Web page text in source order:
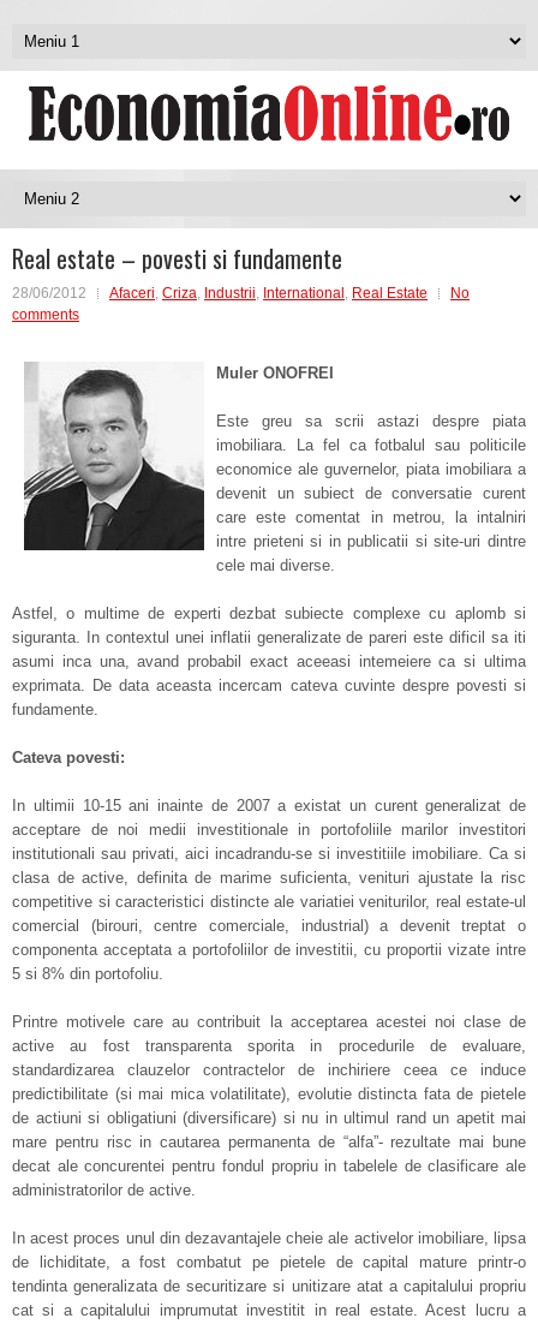
Real estate – povesti si fundamente
28/06/2012 Afaceri, Criza, Industrii, International , Real Estate
No
comments
Muler ONOFREI
Este greu sa scrii astazi despre piata
imobiliara. La fel ca fotbalul sau politicile
economice ale guvernelor, piata imobiliara a
devenit un subiect de conversatie curent
care este comentat in metrou, la intalniri
intre prieteni si in publicatii si site-uri dintre
cele mai diverse.
Astfel, o multime de experti dezbat subiecte complexe cu aplomb si
siguranta. In contextul unei inflatii generalizate de pareri este dificil sa iti
asumi inca una, avand probabil exact aceeasi intemeiere ca si ultima
exprimata. De data aceasta incercam cateva cuvinte despre povesti si
fundamente.
Cateva povesti:
In ultimii 10-15 ani inainte de 2007 a existat un curent generalizat de
acceptare de noi medii investitionale in portofoliile marilor investitori
institutionali sau privati, aici incadrandu-se si investitiile imobiliare. Ca si
clasa de active, definita de marime suficienta, venituri ajustate la risc
competitive si caracteristici distincte ale variatiei veniturilor, real estate-ul
comercial (birouri, centre comerciale, industrial) a devenit treptat o
componenta acceptata a portofoliilor de investitii, cu proportii vizate intre
5 si 8% din portofoliu.
Printre motivele care au contribuit la acceptarea acestei noi clase de
active au fost transparenta sporita in procedurile de evaluare,
standardizarea clauzelor contractelor de inchiriere ceea ce induce
predictibilitate (si mai mica volatilitate), evolutie distincta fata de pietele
de actiuni si obligatiuni (diversificare) si nu in ultimul rand un apetit mai
mare pentru risc in cautarea permanenta de “alfa”- rezultate mai bune
decat ale concurentei pentru fondul propriu in tabelele de clasificare ale
administratorilor de active.
In acest proces unul din dezavantajele cheie ale activelor imobiliare, lipsa
de lichiditate, a fost combatut pe pietele de capital mature printr-o
tendinta generalizata de securitizare si unitizare atat a capitalului propriu
cat si a capitalului imprumutat investitit in real estate. Acest lucru a